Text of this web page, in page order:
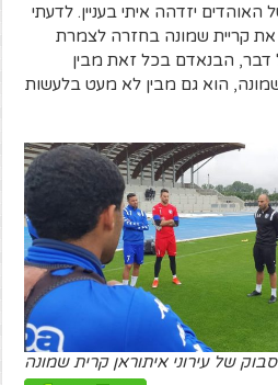
יזדהה איתי בעניין. לדעתי
את קריית שמונה בחזרה לצמרת
דבר, הבנאדם בכל זאת מבין
שמונה, הוא גם מבין לא מעט בלעשות
של עירוני איתוראן קרית שמונה